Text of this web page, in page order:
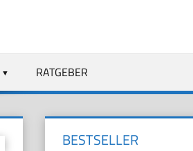
RATGEBER
BESTSELLER